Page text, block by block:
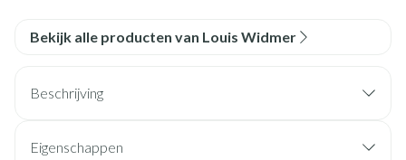
Bekijk alle producten van Louis Widmer
Beschrijving
Eigenschappen